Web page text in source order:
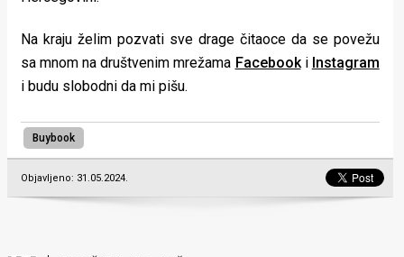
Na kraju želim pozvati sve drage čitaoce da se povežu
sa mnom na društvenim mrežama Facebooki Instagram
i budu slobodni da mi pišu.
Buybook
Objavljeno: 31.05.2024.